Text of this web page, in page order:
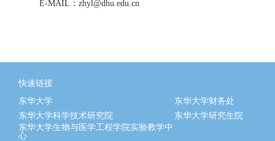
E-MAIL ： zhyl@dhu.edu.cn
快速链接
东华大学
东华大学财务处
东华大学科学技术研究院
东华大学研究生院
东华大学生物与医学工程学院实验教学中
心